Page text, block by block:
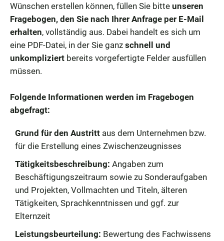
Wünschen erstellen können, füllen Sie bitte unseren
Fragebogen, den Sie nach Ihrer Anfrage per E-Mail
erhalten, vollständig aus. Dabei handelt es sich um
eine PDF-Datei, in der Sie ganz schnell und
unkompliziert bereits vorgefertigte Felder ausfüllen
müssen.
Folgende Informationen werden im Fragebogen
abgefragt:
Grund für den Austritt aus dem Unternehmen bzw.
für die Erstellung eines Zwischenzeugnisses
Tätigkeitsbeschreibung: Angaben zum
Beschäftigungszeitraum sowie zu Sonderaufgaben
und Projekten, Vollmachten und Titeln, älteren
Tätigkeiten, Sprachkenntnissen und ggf. zur
Elternzeit
Leistungsbeurteilung: Bewertung des Fachwissens